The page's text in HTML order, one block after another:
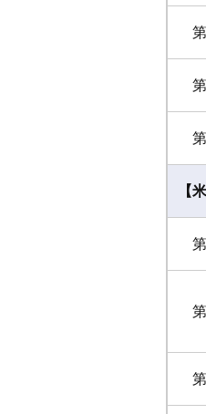
第
第
第
【
第
第
第